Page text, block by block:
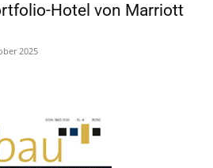
Hotel von Marriott
2025